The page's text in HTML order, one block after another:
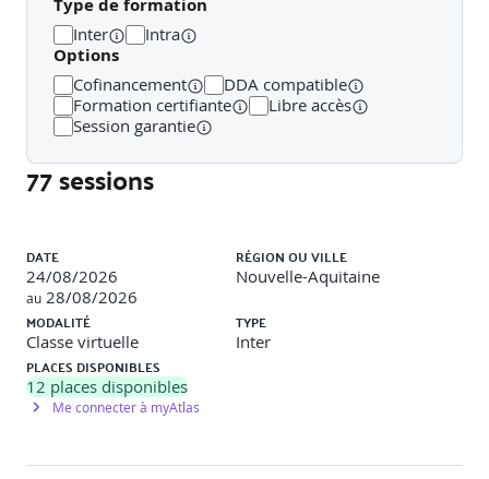
CERT-FR : centre d’alerte et de réponse aux incidents
CNIL : protection des données et conformité RGPD
ENISA : agence européenne, coordination NIS2
OIV/OSE : opérateurs critiques soumis à obligations
renforcées
audits, cloud et réponse aux incidents certifiés
[Jour 1 – Après-midi]
Fondamentaux de la sécurité des systèmes
d’information
Type de formation
Inter Intra
Options
Cofinancement
DDA compatible
Formation certifiante
Libre accès
Session garantie
77 sessions
DATE
24/08/2026
au 28/08/2026
RÉGION OU VILLE
Nouvelle-Aquitaine
MODALITÉ
Classe virtuelle
TYPE
Inter
PLACES DISPONIBLES
12 places disponibles
Me connecter à myAtlas